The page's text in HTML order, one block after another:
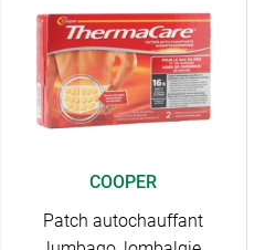
COOPER
Patch autochauffant